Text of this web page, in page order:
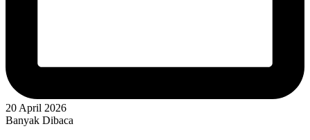
20 April 2026
Banyak Dibaca